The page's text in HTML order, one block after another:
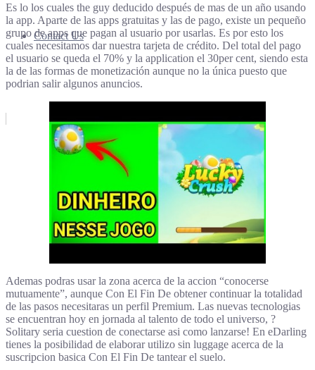
Contact Us
Es lo los cuales the guy deducido después de mas de un año usando
la app. Aparte de las apps gratuitas y las de pago, existe un pequeño
grupo de apps que pagan al usuario por usarlas. Es por esto los
cuales necesitamos dar nuestra tarjeta de crédito. Del total del pago
el usuario se queda el 70% y la application el 30per cent, siendo esta
la de las formas de monetización aunque no la única puesto que
podrian salir algunos anuncios.
Ademas podras usar la zona acerca de la accion “conocerse
mutuamente”, aunque Con El Fin De obtener continuar la totalidad
de las pasos necesitaras un perfil Premium. Las nuevas tecnologias
se encuentran hoy en jornada al talento de todo el universo, ?
Solitary seri­a cuestion de conectarse asi­ como lanzarse! En eDarling
tienes la posibilidad de elaborar utilizo sin luggage acerca de la
suscripcion basica Con El Fin De tantear el suelo.